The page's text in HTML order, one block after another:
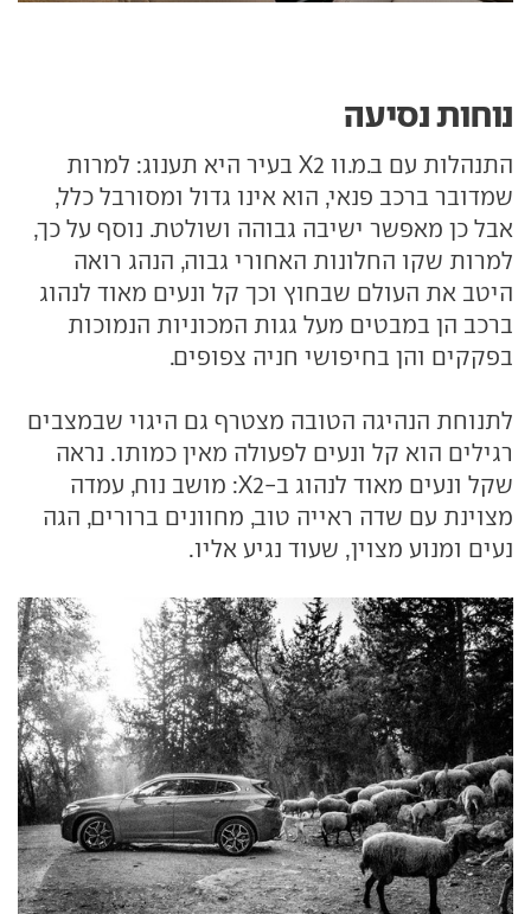
נוחות נסיעה
התנהלות עם ב.מ.וו X2 בעיר היא תענוג: למרות
שמדובר ברכב פנאי, הוא אינו גדול ומסורבל כלל,
אבל כן מאפשר ישיבה גבוהה ושולטת. נוסף על כך,
למרות שקו החלונות האחורי גבוה, הנהג רואה
היטב את העולם שבחוץ וכך קל ונעים מאוד לנהוג
ברכב הן במבטים מעל גגות המכוניות הנמוכות
בפקקים והן בחיפושי חניה צפופים.
לתנוחת הנהיגה הטובה מצטרף גם היגוי שבמצבים
רגילים הוא קל ונעים לפעולה מאין כמותו. נראה
שקל ונעים מאוד לנהוג ב-X2: מושב נוח, עמדה
מצוינת עם שדה ראייה טוב, מחוונים ברורים, הגה
נעים ומנוע מצוין, שעוד נגיע אליו.